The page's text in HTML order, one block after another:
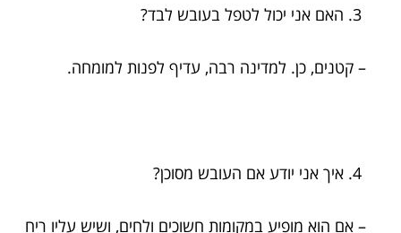
האם אני יכול לטפל בעובש לבד?
– קטנים, כן. למדינה רבה, עדיף לפנות למומחה.
איך אני יודע אם העובש מסוכן?
– אם הוא מופיע במקומות חשוכים ולחים, ושיש עליו ריח